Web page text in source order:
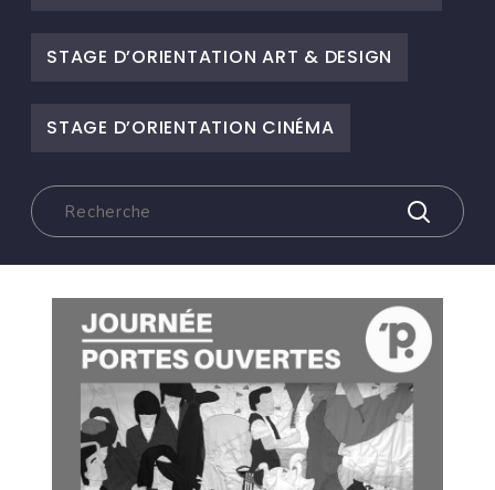
STAGE D’ORIENTATION ART & DESIGN
STAGE D’ORIENTATION CINÉMA